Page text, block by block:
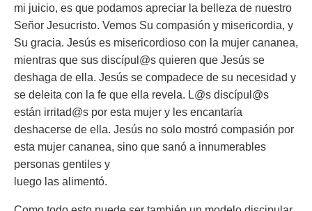
mi juicio, es que podamos apreciar la belleza de nuestro
Señor Jesucristo. Vemos Su compasión y misericordia, y
Su gracia. Jesús es misericordioso con la mujer cananea,
mientras que sus discípul@s quieren que Jesús se
deshaga de ella. Jesús se compadece de su necesidad y
se deleita con la fe que ella revela. L@s discípul@s
están irritad@s por esta mujer y les encantaría
deshacerse de ella. Jesús no solo mostró compasión por
esta mujer cananea, sino que sanó a innumerables
personas gentiles y
luego las alimentó.